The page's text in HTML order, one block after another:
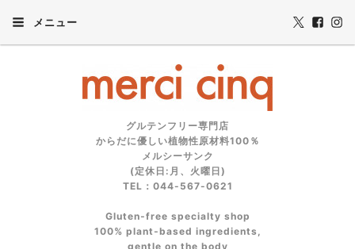
メニュー
グルテンフリー専門店
からだに優しい植物性原材料100％
メルシーサンク
(定休日:月、火曜日)
TEL：044-567-0621
Gluten‑free specialty shop
100% plant‑based ingredients,
gentle on the body